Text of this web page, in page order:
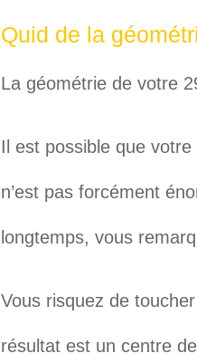
Quid de la
La géométrie de votre
Il est possible que
n’est pas forcément
longtemps, vous
Vous risquez de
résultat est un centre